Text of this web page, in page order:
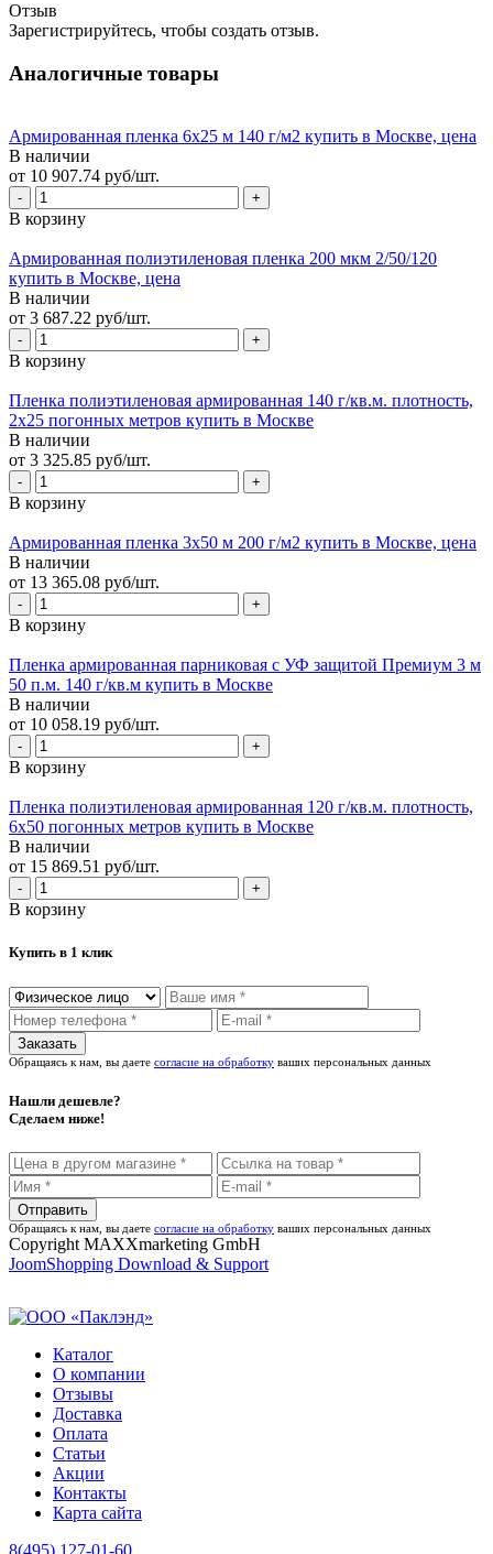
Отзыв
Зарегистрируйтесь, чтобы создать отзыв.
Аналогичные товары
Армированная пленка 6х25 м 140 г/м2 купить в Москве, цена
В наличии
от 10 907.74 руб/шт.
В корзину
Армированная полиэтиленовая пленка 200 мкм 2/50/120
купить в Москве, цена
В наличии
от 3 687.22 руб/шт.
В корзину
Пленка полиэтиленовая армированная 140 г/кв.м. плотность,
2х25 погонных метров купить в Москве
В наличии
от 3 325.85 руб/шт.
В корзину
Армированная пленка 3х50 м 200 г/м2 купить в Москве, цена
В наличии
от 13 365.08 руб/шт.
В корзину
Пленка армированная парниковая с УФ защитой Премиум 3 м
50 п.м. 140 г/кв.м купить в Москве
В наличии
от 10 058.19 руб/шт.
В корзину
Пленка полиэтиленовая армированная 120 г/кв.м. плотность,
6х50 погонных метров купить в Москве
В наличии
от 15 869.51 руб/шт.
В корзину
Купить в 1 клик
Обращаясь к нам, вы даете согласие на обработку ваших персональных данных
Нашли дешевле?
Сделаем ниже!
Обращаясь к нам, вы даете согласие на обработку ваших персональных данных
Copyright MAXXmarketing GmbH
JoomShopping Download & Support
Каталог
О компании
Отзывы
Доставка
Оплата
Статьи
Акции
Контакты
Карта сайта